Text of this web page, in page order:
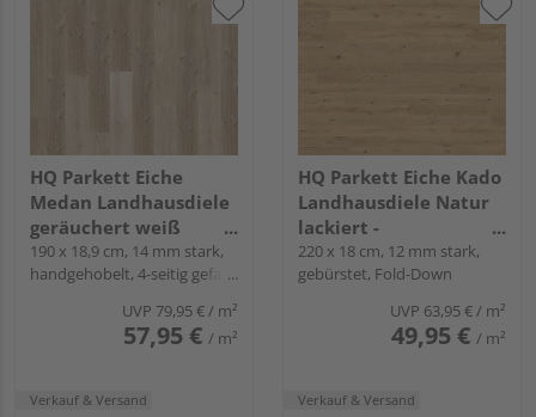
HQ Parkett Eiche
Medan Landhausdiele
geräuchert weiß
natur-geölt - Gealtert
190 x 18,9 cm, 14 mm stark,
handgehobelt, 4-seitig gefast,
UVP 79,95 €/ m²
57,95 € / m²
Verkauf & Versand
HQ Parkett Eiche Kado
Landhausdiele Natur
lackiert -
Landhausdiele 2.5
220 x 18 cm, 12 mm stark,
gebürstet, Fold-Down
UVP 63,95 €/ m²
49,95 € / m²
Verkauf & Versand